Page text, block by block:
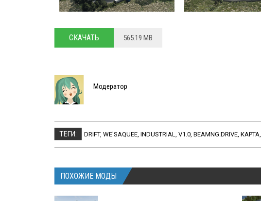
СКАЧАТЬ 565.19 MB
Модератор
ТЕГИ: DRIFT, WE'SAQUEE, INDUSTRIAL, V1.0, BEAMNG.DRIVE, КАРТА,
ПОХОЖИЕ МОДЫ